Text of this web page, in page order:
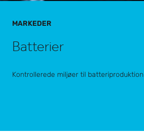
MARKEDER
Batterier
Kontrollerede miljøer til batteriproduktion